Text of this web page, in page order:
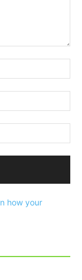
how your